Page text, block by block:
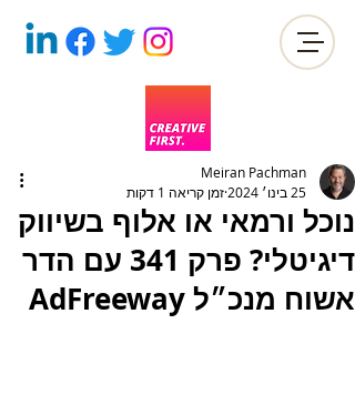
נוכל ורמאי או אלוף בשיווק
דיגיטלי? פרק 341 עם הדר
אשוח מנכ״ל AdFreeway
Meiran Pachman
25 בינו׳ 2024
זמן קריאה 1 דקות